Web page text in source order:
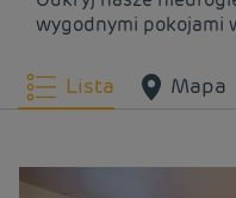
wygodnymi pokojami
Lista Mapa